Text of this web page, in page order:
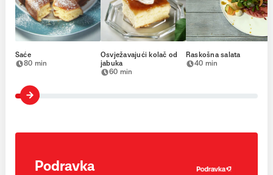
Saće
80 min
Osvježavajući kolač od
jabuka
60 min
Raskošna salata
40 min
Podravka